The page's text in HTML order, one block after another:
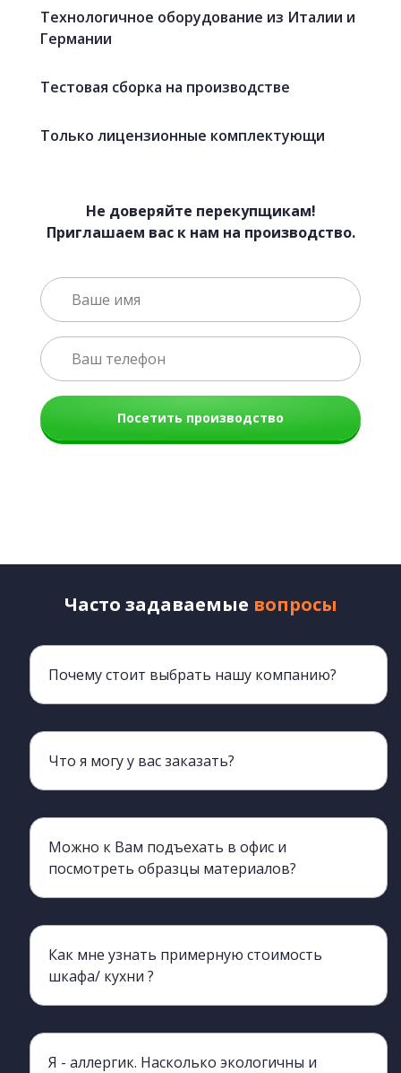
Технологичное оборудование из Италии и
Германии
Тестовая сборка на производстве
Только лицензионные комплектующи
Не доверяйте перекупщикам!
Приглашаем вас к нам на производство.
Посетить производство
Часто задаваемые вопросы
Почему стоит выбрать нашу компанию?
Что я могу у вас заказать?
Можно к Вам подъехать в офис и
посмотреть образцы материалов?
Как мне узнать примерную стоимость
шкафа/ кухни ?
Я - аллергик. Насколько экологичны и